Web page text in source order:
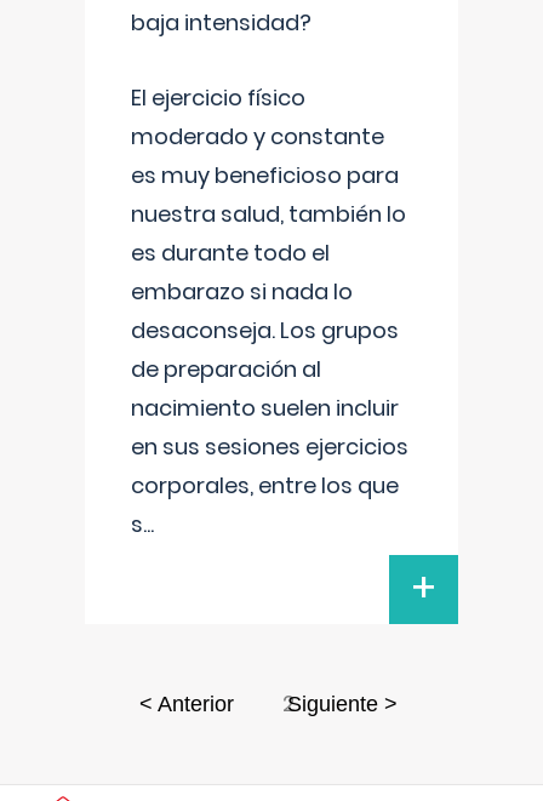
baja intensidad?
El ejercicio físico
moderado y constante
es muy beneficioso para
nuestra salud, también lo
es durante todo el
embarazo si nada lo
desaconseja. Los grupos
de preparación al
nacimiento suelen incluir
en sus sesiones ejercicios
corporales, entre los que
s...
+
< Anterior 2Siguiente >